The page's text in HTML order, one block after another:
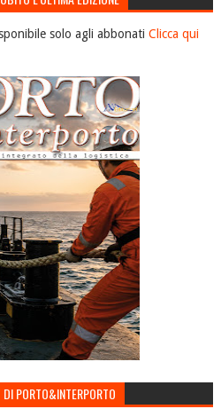
solo agli abbonati Clicca qui
PORTO&INTERPORTO